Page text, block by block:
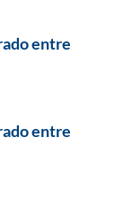
entre
entre